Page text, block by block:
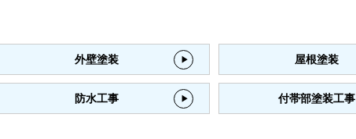
外壁塗装 屋根塗装
防水工事 付帯部塗装工事